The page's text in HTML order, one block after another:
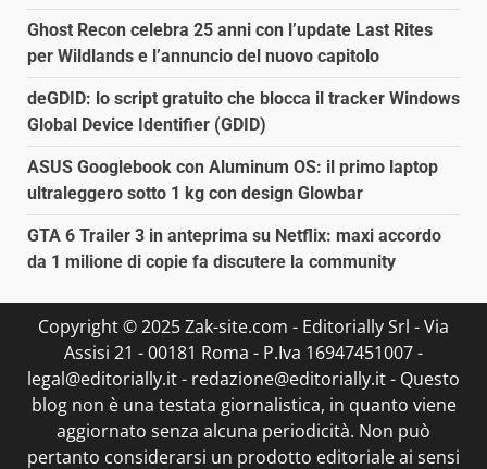
Ghost Recon celebra 25 anni con l’update Last Rites
per Wildlands e l’annuncio del nuovo capitolo
deGDID: lo script gratuito che blocca il tracker Windows
Global Device Identifier (GDID)
ASUS Googlebook con Aluminum OS: il primo laptop
ultraleggero sotto 1 kg con design Glowbar
GTA 6 Trailer 3 in anteprima su Netflix: maxi accordo
da 1 milione di copie fa discutere la community
Copyright © 2025 Zak-site.com - Editorially Srl - Via
Assisi 21 - 00181 Roma - P.Iva 16947451007 -
legal@editorially.it - redazione@editorially.it - Questo
blog non è una testata giornalistica, in quanto viene
aggiornato senza alcuna periodicità. Non può
pertanto considerarsi un prodotto editoriale ai sensi